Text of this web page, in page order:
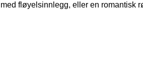
fløyelsinnlegg, eller en romantisk